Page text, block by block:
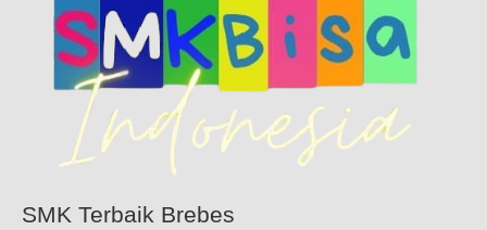
SMK Terbaik Brebes